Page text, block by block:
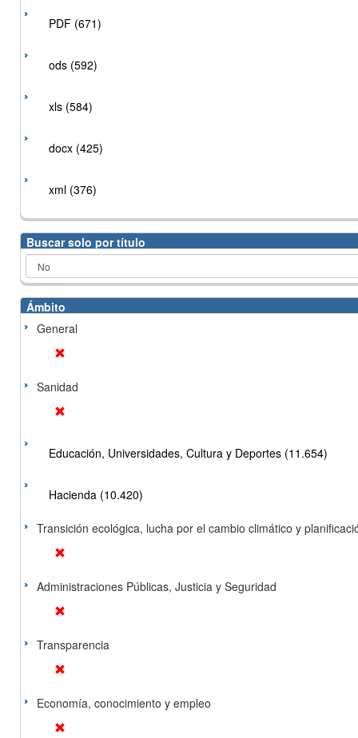
PDF (671)
ods (592)
xls (584)
docx (425)
xml (376)
Buscar solo por título
Ámbito
General
Sanidad
Educación, Universidades, Cultura y Deportes (11.654)
Hacienda (10.420)
Transición ecológica, lucha por el cambio climático y
Administraciones Públicas, Justicia y Seguridad
Transparencia
Economía, conocimiento y empleo